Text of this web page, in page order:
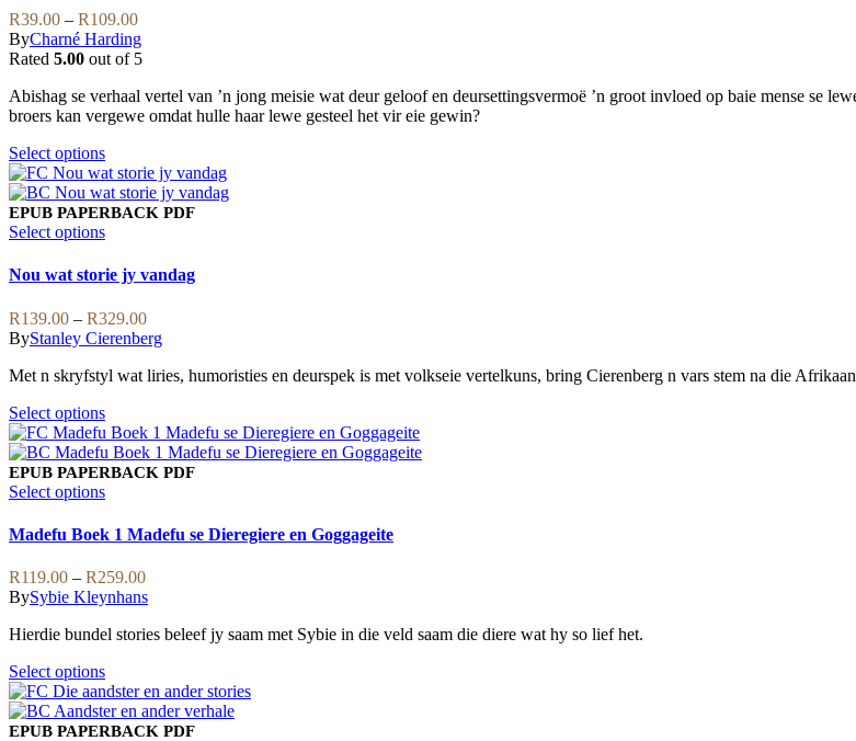
variants.
The
options
may
be
chosen
on
the
product
page
R39.00 – R109.00Price
range:
R39.00
R109.00
ByCharné Harding
Rated 5.00 out of 5
Abishag se verhaal vertel van ’n jong meisie wat deur geloof en deursettingsvermoë ’n groot invloed op baie mense se
broers kan vergewe omdat hulle haar lewe gesteel het vir eie gewin?
Select optionsThis
product
has
multiple
variants.
options
may
be
chosen
on
the
product
page
EPUB PAPERBACK PDF
Select optionsThis
has
multiple
variants.
The
options
may
be
chosen
on
the
product
page
Nou wat storie jy vandag
R139.00 – R329.00Price
range:
through
ByStanley Cierenberg
Met n skryfstyl wat liries, humoristies en deurspek is met volkseie vertelkuns, bring Cierenberg n vars stem na die
Select optionsThis
product
has
multiple
variants.
options
be
chosen
on
the
page
EPUB PAPERBACK PDF
Select optionsThis
has
variants.
The
options
may
chosen
on
the
product
Madefu Boek 1 Madefu se Dieregiere en Goggageite
R119.00 – R259.00Price
range:
through
BySybie Kleynhans
Hierdie bundel stories beleef jy saam met Sybie in die veld saam die diere wat hy so lief het.
Select optionsThis
product
has
multiple
EPUB PAPERBACK PDF